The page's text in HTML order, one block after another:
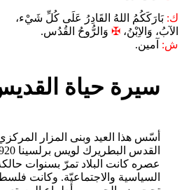
ك: بَارَكَكُمُ اللهُ القَادِرُ عَلَى كُلِّ شَيْء،
الآبُ، وَالاِبْنُ، ✠ وَالرُّوحُ القُدُس.
ش: آمين.
سيرة حياة
أسّس هذا العيد وبنى المزار
عصره كانت البلاد تمرّ بسنوات
السياسية والاجتماعيّة. وكانت